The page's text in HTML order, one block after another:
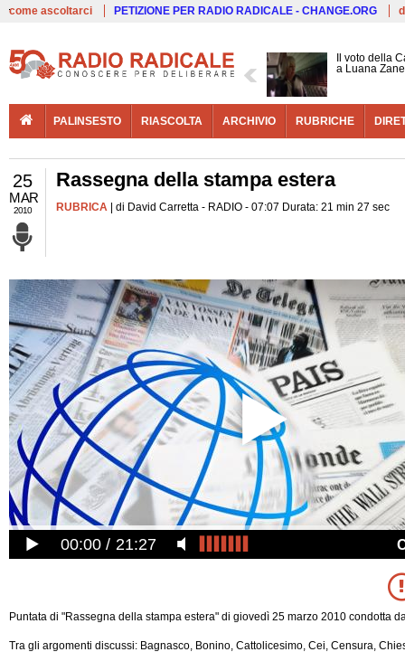
come ascoltarci PETIZIONE PER RADIO RADICALE - CHANGE.ORG
Il voto della
a Luana
PALINSESTO RIASCOLTA ARCHIVIO RUBRICHE
25
MAR
2010
Rassegna della stampa estera
RUBRICA | di David Carretta - RADIO - 07:07 Durata: 21 min 27 sec
00:00 21:27
Puntata di "Rassegna della stampa estera" di giovedì 25 marzo 2010 condotta
Tra gli argomenti discussi: Bagnasco, Bonino, Cattolicesimo, Cei, Censura,